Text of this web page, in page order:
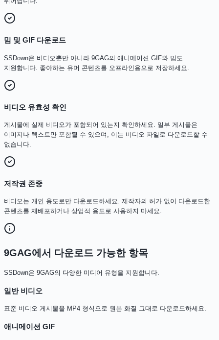
밈 및 GIF 다운로드
SSDown은 비디오뿐만 아니라 9GAG의 애니메이션 GIF와 밈도
지원합니다. 좋아하는 유머 콘텐츠를 오프라인용으로 저장하세요.
비디오 유효성 확인
게시물에 실제 비디오가 포함되어 있는지 확인하세요. 일부 게시물은
이미지나 텍스트만 포함될 수 있으며, 이는 비디오 파일로 다운로드할 수
없습니다.
저작권 존중
비디오는 개인 용도로만 다운로드하세요. 제작자의 허가 없이 다운로드한
콘텐츠를 재배포하거나 상업적 용도로 사용하지 마세요.
9GAG에서 다운로드 가능한 항목
SSDown은 9GAG의 다양한 미디어 유형을 지원합니다.
일반 비디오
표준 비디오 게시물을 MP4 형식으로 원본 화질 그대로 다운로드하세요.
애니메이션 GIF